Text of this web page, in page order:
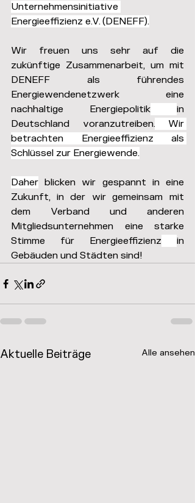
Unternehmensinitiative
Energieeffizienz e.V. (DENEFF).
Wir freuen uns sehr auf die
zukünftige Zusammenarbeit, um mit
DENEFF als führendes
Energiewendenetzwerk eine
nachhaltige Energiepolitik
in
Deutschland voranzutreiben. Wir
betrachten Energieeffizienz als
Schlüssel zur Energiewende.
Daher blicken wir gespannt in eine
Zukunft, in der wir gemeinsam mit
dem Verband und anderen
Mitgliedsunternehmen eine starke
Stimme für Energieeffizienz
in
Gebäuden und Städten sind!
Aktuelle Beiträge Alle ansehen